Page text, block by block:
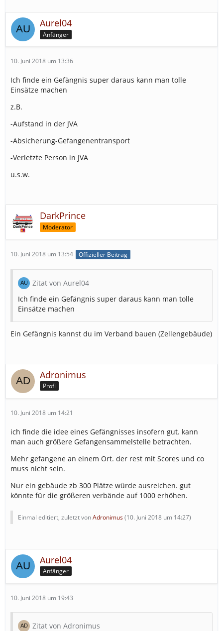
Aurel04
Anfänger
10. Juni 2018 um 13:36
Ich finde ein Gefängnis super daraus kann man tolle
Einsätze machen
z.B.
-Aufstand in der JVA
-Absicherung-Gefangenentransport
-Verletzte Person in JVA
u.s.w.
DarkPrince
Moderator
10. Juni 2018 um 13:54 Offizieller Beitrag
Zitat von Aurel04
Ich finde ein Gefängnis super daraus kann man tolle
Einsätze machen
Ein Gefängnis kannst du im Verband bauen (Zellengebäude)
Adronimus
Profi
10. Juni 2018 um 14:21
ich finde die idee eines Gefängnisses insofern gut. kann
man auch größere Gefangensammelstelle betrachten.
Mehr gefangene an einem Ort. der rest mit Scores und co
muss nicht sein.
Nur ein gebäude zb 300 Plätze würde ausreichen. gut
könnte für die größeren verbände auf 1000 erhöhen.
Einmal editiert, zuletzt vonAdronimus(10. Juni 2018 um 14:27)
Aurel04
Anfänger
10. Juni 2018 um 19:43
Zitat von Adronimus